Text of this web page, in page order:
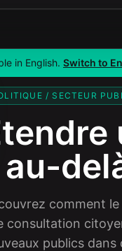
in English. Switch to
/ Études de cas /
/ SECTEUR
comment
consultation
publics dans